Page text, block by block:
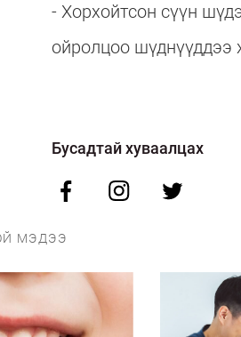
- Хорхойтсон сүүн
ойролцоо шүднүүддээ
Бусадтай хуваалцах
МЭДЭЭ